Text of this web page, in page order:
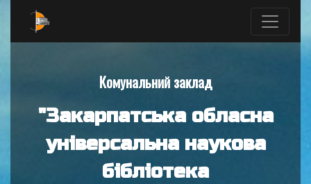
Комунальний заклад
"Закарпатська обласна
універсальна наукова
бібліотека